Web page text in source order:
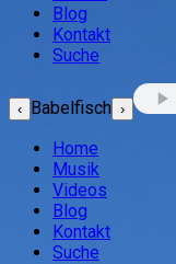
Blog
Kontakt
Suche
‹ Babelfisch ›
Home
Musik
Videos
Blog
Kontakt
Suche